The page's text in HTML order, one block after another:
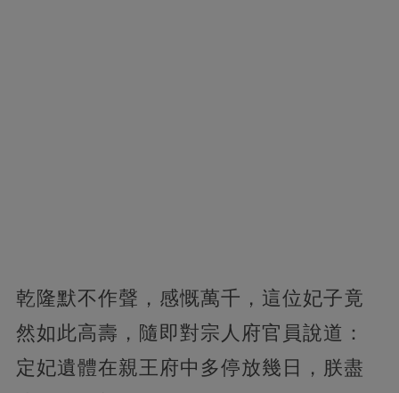
乾隆默不作聲，感慨萬千，這位妃子竟
然如此高壽，隨即對宗人府官員說道：
定妃遺體在親王府中多停放幾日，朕盡